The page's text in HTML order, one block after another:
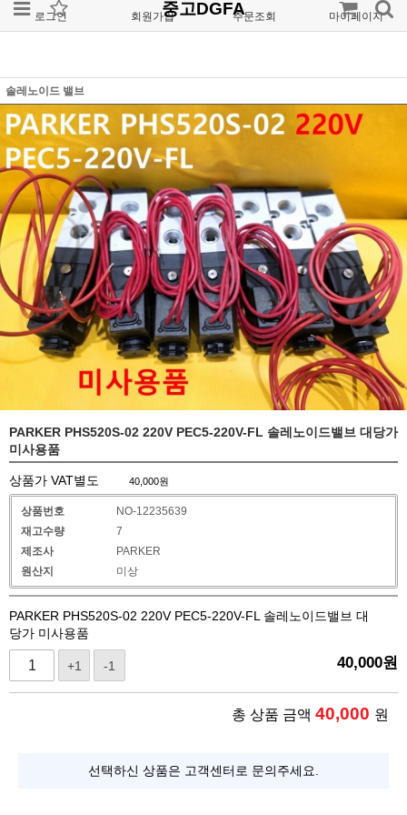
로그인 회원가입 주문조회 마이페이지
중고DGFA
솔레노이드 밸브
PARKER PHS520S-02 220V PEC5-220V-FL 솔레노이드밸브 대당가
미사용품
상품가 VAT별도 40,000원
상품번호
NO-12235639
재고수량
7
제조사
PARKER
원산지
미상
PARKER PHS520S-02 220V PEC5-220V-FL 솔레노이드밸브 대
당가 미사용품
+1 -1 40,000원
총 상품 금액 40,000 원
선택하신 상품은 고객센터로 문의주세요.